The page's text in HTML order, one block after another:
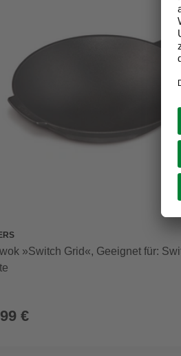
»Switch Grid«, Geeignet für:
€